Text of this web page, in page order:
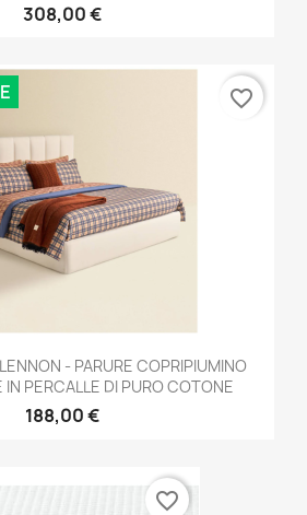
308,00 €
- PARURE COPRIPIUMINO
IN PERCALLE DI PURO COTONE
188,00 €
favorite_border
favorite_border